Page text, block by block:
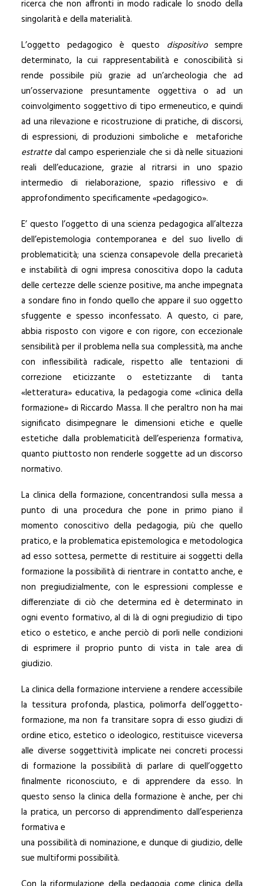
ricerca che non affronti in modo radicale lo snodo della
singolarità e della materialità.
L’oggetto pedagogico è questo dispositivosempre
determinato, la cui rappresentabilità e conoscibilità si
rende possibile più grazie ad un’archeologia che ad
un’osservazione presuntamente oggettiva o ad un
coinvolgimento soggettivo di tipo ermeneutico, e quindi
ad una rilevazione e ricostruzione di pratiche, di discorsi,
di espressioni, di produzioni simboliche e metaforiche
estrattedal campo esperienziale che si dà nelle situazioni
reali dell’educazione, grazie al ritrarsi in uno spazio
intermedio di rielaborazione, spazio riflessivo e di
approfondimento specificamente «pedagogico».
E’ questo l’oggetto di una scienza pedagogica all’altezza
dell’epistemologia contemporanea e del suo livello di
problematicità; una scienza consapevole della precarietà
e instabilità di ogni impresa conoscitiva dopo la caduta
delle certezze delle scienze positive, ma anche impegnata
a sondare fino in fondo quello che appare il suo oggetto
sfuggente e spesso inconfessato. A questo, ci pare,
abbia risposto con vigore e con rigore, con eccezionale
sensibilità per il problema nella sua complessità, ma anche
con inflessibilità radicale, rispetto alle tentazioni di
correzione eticizzante o estetizzante di tanta
«letteratura» educativa, la pedagogia come «clinica della
formazione» di Riccardo Massa. Il che peraltro non ha mai
significato disimpegnare le dimensioni etiche e quelle
estetiche dalla problematicità dell’esperienza formativa,
quanto piuttosto non renderle soggette ad un discorso
normativo.
La clinica della formazione, concentrandosi sulla messa a
punto di una procedura che pone in primo piano il
momento conoscitivo della pedagogia, più che quello
pratico, e la problematica epistemologica e metodologica
ad esso sottesa, permette di restituire ai soggetti della
formazione la possibilità di rientrare in contatto anche, e
non pregiudizialmente, con le espressioni complesse e
differenziate di ciò che determina ed è determinato in
ogni evento formativo, al di là di ogni pregiudizio di tipo
etico o estetico, e anche perciò di porli nelle condizioni
di esprimere il proprio punto di vista in tale area di
giudizio.
La clinica della formazione interviene a rendere accessibile
la tessitura profonda, plastica, polimorfa dell’oggetto-
formazione, ma non fa transitare sopra di esso giudizi di
ordine etico, estetico o ideologico, restituisce viceversa
alle diverse soggettività implicate nei concreti processi
di formazione la possibilità di parlare di quell’oggetto
finalmente riconosciuto, e di apprendere da esso. In
questo senso la clinica della formazione è anche, per chi
la pratica, un percorso di apprendimento dall’esperienza
formativa e
una possibilità di nominazione, e dunque di giudizio, delle
sue multiformi possibilità.